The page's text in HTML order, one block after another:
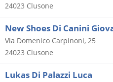
24023 Clusone
New Shoes Di Canini
Via Domenico Carpinoni, 25
24023 Clusone
Lukas Di Palazzi Luca